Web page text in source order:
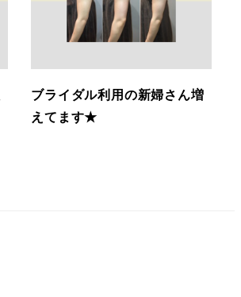
ブライダル利用の新婦さん増
えてます★